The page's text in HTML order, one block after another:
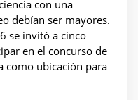
con una
debían ser mayores.
se invitó a cinco
en el concurso de
como ubicación para